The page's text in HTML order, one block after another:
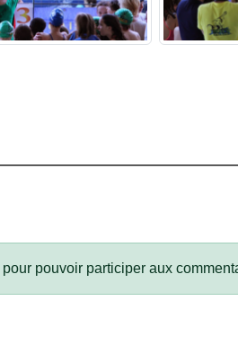
pour pouvoir participer aux